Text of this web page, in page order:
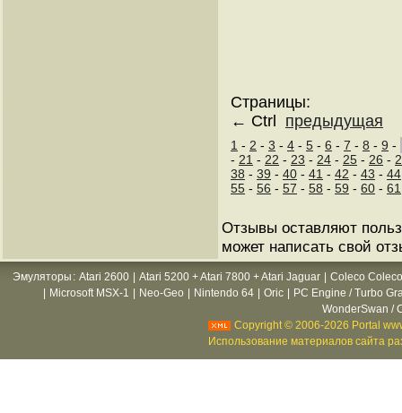
Страницы:
← Ctrl предыдущая
1 - 2 - 3 - 4 - 5 - 6 - 7 - 8 - 9 -
- 21 - 22 - 23 - 24 - 25 - 26 -
38 - 39 - 40 - 41 - 42 - 43 - 44
55 - 56 - 57 - 58 - 59 - 60 - 61
Отзывы оставляют
может написать свой
Эмуляторы : Atari 2600 Atari 5200 + Atari 7800 + Atari Jaguar
Coleco
Microsoft MSX-1 Neo-Geo Nintendo 64 Oric
PC Engine / Turbo
WonderSwan /
Copyright © 2006-2026 Portal
Использование материалов сайта